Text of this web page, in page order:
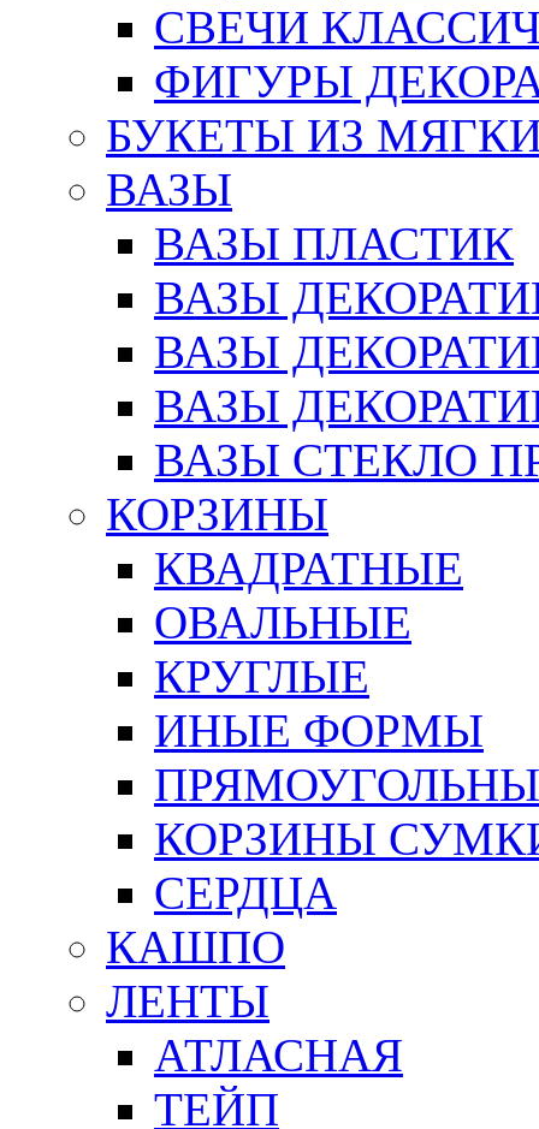
СВЕЧИ
ФИГУРЫ
БУКЕТЫ ИЗ
ВАЗЫ
ВАЗЫ ПЛАСТИК
ВАЗЫ
ВАЗЫ
ВАЗЫ
ВАЗЫ СТЕКЛО
КОРЗИНЫ
КВАДРАТНЫЕ
ОВАЛЬНЫЕ
КРУГЛЫЕ
ИНЫЕ ФОРМЫ
КОРЗИНЫ
СЕРДЦА
КАШПО
ЛЕНТЫ
АТЛАСНАЯ
ТЕЙП